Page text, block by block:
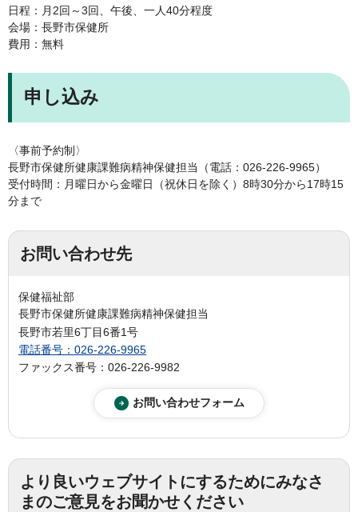
日程：月2回～3回、午後、一人40分程度
会場：長野市保健所
費用：無料
申し込み
〈事前予約制〉
長野市保健所健康課難病精神保健担当（電話：026-226-9965）
受付時間：月曜日から金曜日（祝休日を除く）8時30分から17時15
分まで
お問い合わせ先
保健福祉部
長野市保健所健康課難病精神保健担当
長野市若里6丁目6番1号
電話番号：026-226-9965
ファックス番号：026-226-9982
より良いウェブサイトにするためにみなさ
まのご意見をお聞かせください